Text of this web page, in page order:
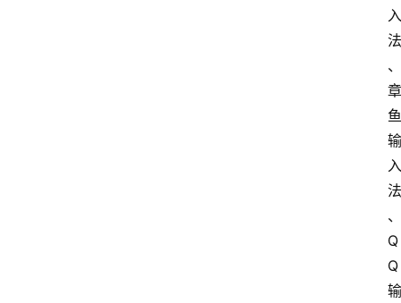
入
法
、
章
鱼
输
入
法
、
Q
Q
输